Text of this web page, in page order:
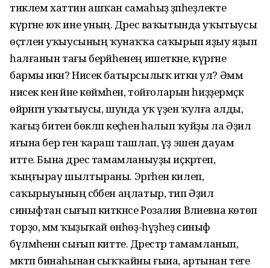
тиклем хаттин ашҡан самаһыҙ әҙәпһеҙлекте
күргәне юҡ ине уның. Дәрес ваҡытында уҡытыусы
өҫтәленә уҡыусының ҡунаҡҡа саҡырып яҙыу яҙып
һалғанын тағы берәйһенең ишеткәне, күргәне
бармы икән? Нисек батырсылыҡ иткән ул? Әммә
нисек кенә йәне көймәһен, тойғоларын һиҙҙермәҫкә
өйрәнгән уҡытыусы, шунда уҡ үҙен ҡулға алды,
ҡағыҙ битен бөкләп кеҫәһенә һалып ҡуйҙы ла Әҙилә
яғына бер генә ҡараш ташлап, үҙ эшен дауам
итте. Бына дәрес тамамланыуҙы иҫкәртеп,
ҡыңғырау шылтыраны. Эргәһенә килеп,
саҡырыуының сәбәбен аңлатыр, тип Әҙилә
синыфтан сығып киткәнсе Розалия Вәлиевна көтөп
торҙо, әммә ҡыҙыҡай өнһөҙ-һүҙһеҙ синыф
бүлмәһенән сығып китте. Дәрестәр тамамланып,
мәктәп бинаһынан сыҡҡайны ғына, артынан теге